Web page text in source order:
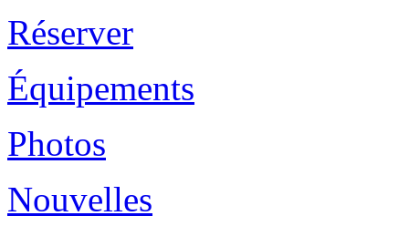
Réserver
Équipements
Photos
Nouvelles